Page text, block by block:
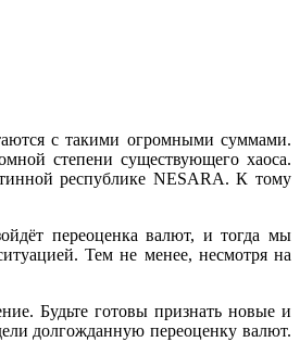
с такими огромными суммами.
степени существующего хаоса.
республике NESARA. К тому
переоценка валют, и тогда мы
Тем не менее, несмотря на
Будьте готовы признать новые и
долгожданную переоценку валют.